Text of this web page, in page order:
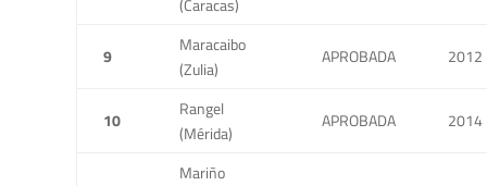
9
Maracaibo
(Zulia)
APROBADA 2012
10
Rangel
(Mérida)
APROBADA 2014
Mariño